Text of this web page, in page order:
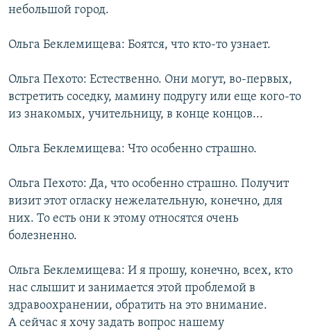
небольшой город.
Ольга Беклемищева: Боятся, что кто-то узнает.
Ольга Пехото: Естественно. Они могут, во-первых,
встретить соседку, мамину подругу или еще кого-то
из знакомых, учительницу, в конце концов...
Ольга Беклемищева: Что особенно страшно.
Ольга Пехото: Да, что особенно страшно. Получит
визит этот огласку нежелательную, конечно, для
них. То есть они к этому относятся очень
болезненно.
Ольга Беклемищева: И я прошу, конечно, всех, кто
нас слышит и занимается этой проблемой в
здравоохранении, обратить на это внимание.
А сейчас я хочу задать вопрос нашему